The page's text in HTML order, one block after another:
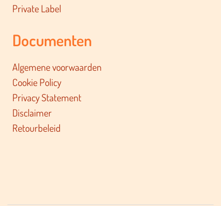
Private Label
Documenten
Algemene voorwaarden
Cookie Policy
Privacy Statement
Disclaimer
Retourbeleid